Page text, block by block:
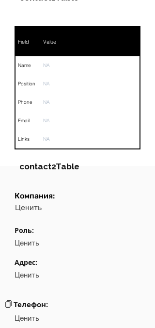
Field Value
Name NA
Position NA
Phone NA
Email NA
Links NA
contact2Table
Field
Email
Компания:
Ценить
Роль:
Ценить
Адрес:
Ценить
Телефон:
Ценить